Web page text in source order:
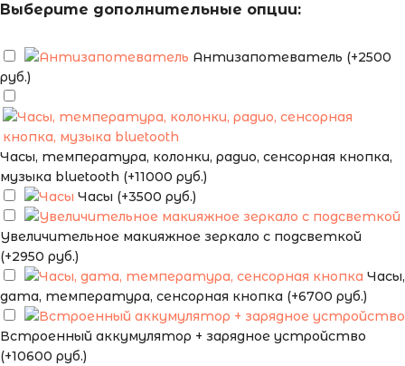
Выберите дополнительные опции:
Антизапотеватель (+2500
руб.)
Часы, температура, колонки, радио, сенсорная кнопка,
музыка bluetooth (+11000 руб.)
Часы (+3500 руб.)
Увеличительное макияжное зеркало с подсветкой
(+2950 руб.)
Часы,
дата, температура, сенсорная кнопка (+6700 руб.)
Встроенный аккумулятор + зарядное устройство
(+10600 руб.)